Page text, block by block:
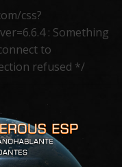
css?
: Something
to
refused */